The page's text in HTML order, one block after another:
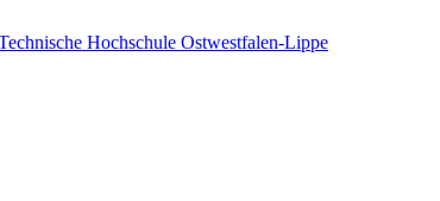
Hochschule Ostwestfalen-Lippe